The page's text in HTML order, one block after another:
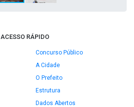
ACESSO RÁPIDO
Concurso Público
A Cidade
O Prefeito
Estrutura
Dados Abertos